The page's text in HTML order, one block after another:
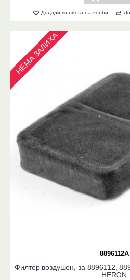
Додади во листа на желби
8896112A
НЕМА ЗАЛИХА
Филтер воздушен, за 8896112,
HERON